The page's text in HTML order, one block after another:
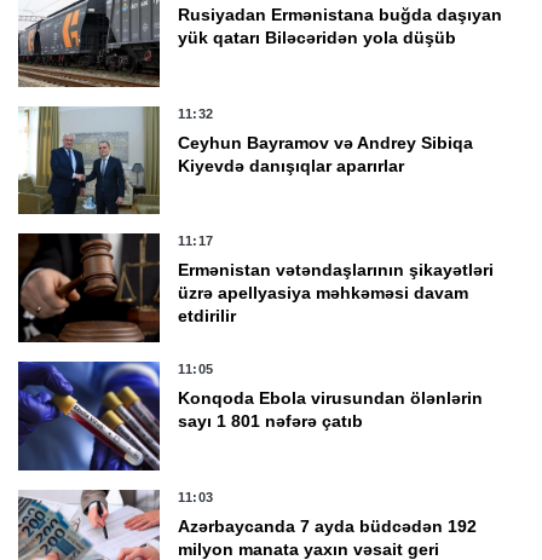
Rusiyadan Ermənistana buğda daşıyan
yük qatarı Biləcəridən yola düşüb
11:32
Ceyhun Bayramov və Andrey Sibiqa
Kiyevdə danışıqlar aparırlar
11:17
Ermənistan vətəndaşlarının şikayətləri
üzrə apellyasiya məhkəməsi davam
etdirilir
11:05
Konqoda Ebola virusundan ölənlərin
sayı 1 801 nəfərə çatıb
11:03
Azərbaycanda 7 ayda büdcədən 192
milyon manata yaxın vəsait geri